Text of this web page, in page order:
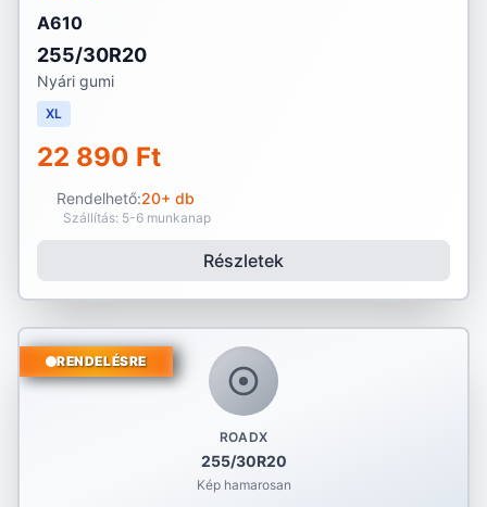
A610
255/30R20
Nyári gumi
XL
22 890 Ft
Rendelhető:20+ db
Szállítás: 5-6 munkanap
Részletek
ROADX
255/30R20
Kép hamarosan
RENDELÉSRE